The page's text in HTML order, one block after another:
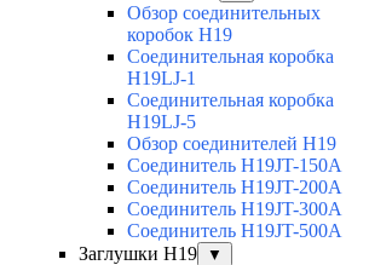
Обзор соединительных
коробок H19
Соединительная коробка
H19LJ-1
Соединительная коробка
H19LJ-5
Обзор соединителей H19
Соединитель H19JT-150A
Соединитель H19JT-200A
Соединитель H19JT-300A
Соединитель H19JT-500A
Заглушки H19
▼